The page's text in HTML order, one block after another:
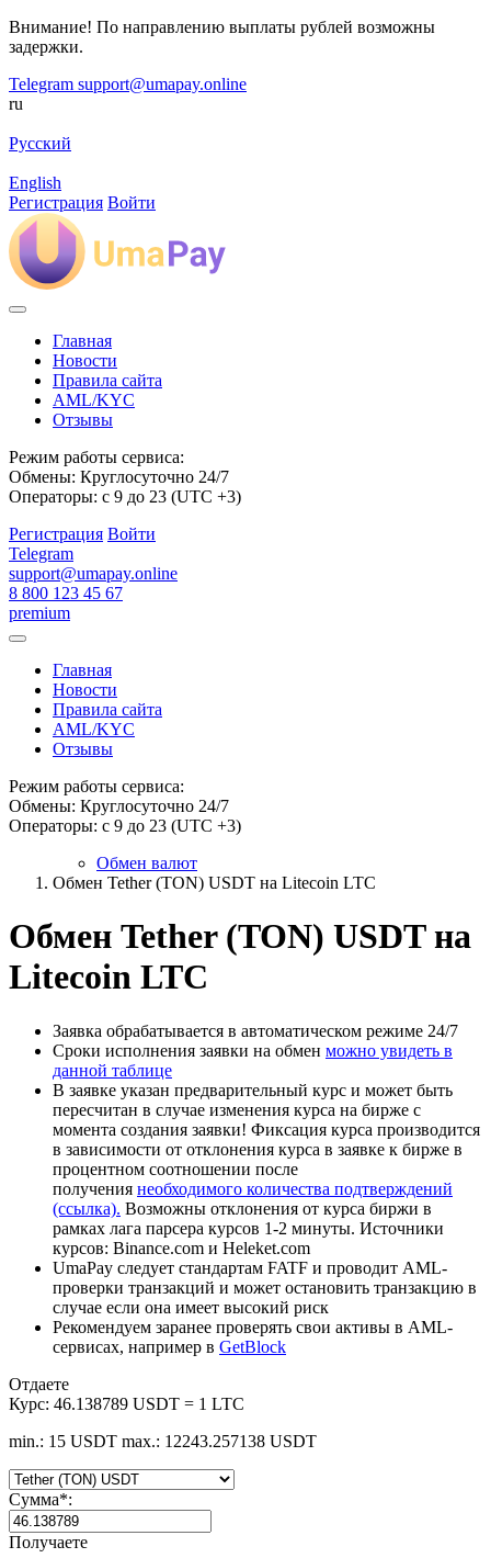
Внимание! По направлению выплаты рублей возможны
задержки.
Telegram support@umapay.online
ru
Русский
English
Регистрация Войти
Главная
Новости
Правила сайта
AML/KYC
Отзывы
Режим работы сервиса:
Обмены: Круглосуточно 24/7
Операторы: с 9 до 23 (UTC +3)
Регистрация Войти
Telegram
support@umapay.online
8 800 123 45 67
premium
Главная
Новости
Правила сайта
AML/KYC
Отзывы
Режим работы сервиса:
Обмены: Круглосуточно 24/7
Операторы: с 9 до 23 (UTC +3)
Обмен валют
Обмен Tether (TON) USDT на Litecoin LTC
Обмен Tether (TON) USDT на
Litecoin LTC
Заявка обрабатывается в автоматическом режиме 24/7
Сроки исполнения заявки на обмен можно увидеть в
данной таблице
В заявке указан предварительный курс и может быть
пересчитан в случае изменения курса на бирже с
момента создания заявки! Фиксация курса производится
в зависимости от отклонения курса в заявке к бирже в
процентном соотношении после
получения необходимого количества подтверждений
(ссылка). Возможны отклонения от курса биржи в
рамках лага парсера курсов 1-2 минуты. Источники
курсов: Binance.com и Heleket.com
UmaPay следует стандартам FATF и проводит AML-
проверки транзакций и может остановить транзакцию в
случае если она имеет высокий риск
Рекомендуем заранее проверять свои активы в AML-
сервисах, например в GetBlock
Отдаете
Курс: 46.138789 USDT = 1 LTC
min.: 15 USDT max.: 12243.257138 USDT
Сумма*:
Получаете